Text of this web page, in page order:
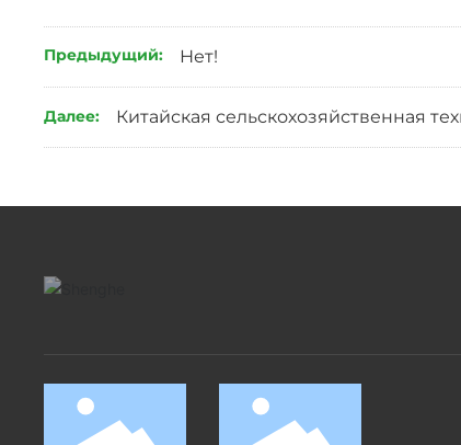
Предыдущий: Нет!
Далее: Китайская сельскохозяйственная